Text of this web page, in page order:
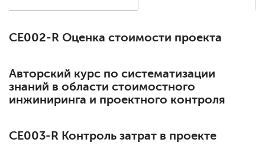
СЕ002-R Оценка стоимости проекта
Авторский курс по систематизации
знаний в области стоимостного
инжиниринга и проектного контроля
СЕ003-R Контроль затрат в проекте